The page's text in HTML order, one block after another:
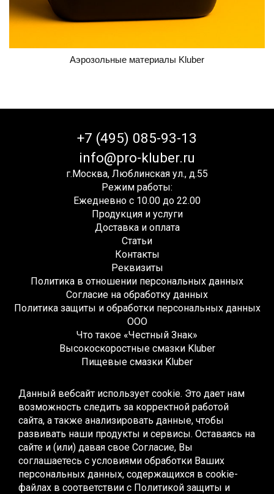
Данный вебсайт использует cookie. Это дает нам
возможность следить за корректной работой
сайта, а также анализировать данные, чтобы
развивать наши продукты и сервисы. Оставаясь на
сайте и (или) давая свое Согласие, Вы
соглашаетесь с условиями обработки Ваших
персональных данных, содержащихся в cookie-
файлах в соответствии с Политикой защиты и
Аэрозольные материалы Kluber
+7 (495) 085-93-13
info@pro-kluber.ru
г.Москва, Люблинская ул., д.55
Режим работы:
Ежедневно с 10.00 до 22.00
Продукция и услуги
Доставка и оплата
Статьи
Контакты
Реквизиты
Политика в отношении персональных данных
Согласие на обработку данных
Политика защиты и обработки персональных данных
ООО
Что такое «Честный Знак»
Высокоскоростные смазки Kluber
Пищевые смазки Kluber
Жидкие смазки Kluber
Монтажные смазки Kluber
Многоцелевые смазки Kluber
Синтетические смазки Kluber
Высокотемпературные смазки Kluber
Низкотемпературные смазки Kluber
Смазки для качения и скольжения Kluber
Смазки для скольжения Kluber